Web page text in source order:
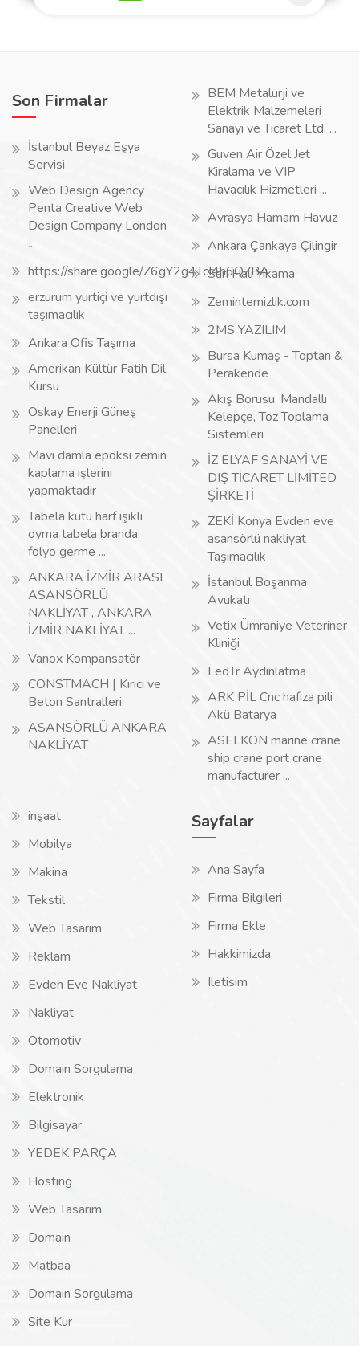
Son Firmalar
İstanbul Beyaz Eşya
Servisi
Web Design Agency
Penta Creative Web
Design Company London
...
https://share.google/Z6gY2g4TcI4h6QZBA
erzurum yurtiçi ve yurtdışı
taşımacılık
Ankara Ofis Taşıma
Amerikan Kültür Fatih Dil
Kursu
Oskay Enerji Güneş
Panelleri
Mavi damla epoksi zemin
kaplama işlerini
yapmaktadır
Tabela kutu harf ışıklı
oyma tabela branda
folyo germe ...
ANKARA İZMİR ARASI
ASANSÖRLÜ
NAKLİYAT , ANKARA
İZMİR NAKLİYAT ...
Vanox Kompansatör
CONSTMACH | Kırıcı ve
Beton Santralleri
ASANSÖRLÜ ANKARA
NAKLİYAT
BEM Metalurji ve
Elektrik Malzemeleri
Sanayi ve Ticaret Ltd. ...
Guven Air Özel Jet
Kiralama ve VIP
Havacılık Hizmetleri ...
Avrasya Hamam Havuz
Ankara Çankaya Çilingir
Sarı Halı Yıkama
Zemintemizlik.com
2MS YAZILIM
Bursa Kumaş - Toptan &
Perakende
Akış Borusu, Mandallı
Kelepçe, Toz Toplama
Sistemleri
İZ ELYAF SANAYİ VE
DIŞ TİCARET LİMİTED
ŞİRKETİ
ZEKİ Konya Evden eve
asansörlü nakliyat
Taşımacılık
İstanbul Boşanma
Avukatı
Vetix Ümraniye Veteriner
Kliniği
LedTr Aydınlatma
ARK PİL Cnc hafıza pili
Akü Batarya
ASELKON marine crane
ship crane port crane
manufacturer ...
inşaat
Mobilya
Makina
Tekstil
Web Tasarım
Reklam
Evden Eve Nakliyat
Nakliyat
Otomotiv
Domain Sorgulama
Elektronik
Bilgisayar
YEDEK PARÇA
Hosting
Web Tasarım
Domain
Matbaa
Domain Sorgulama
Site Kur
Sayfalar
Ana Sayfa
Firma Bilgileri
Firma Ekle
Hakkimizda
Iletisim